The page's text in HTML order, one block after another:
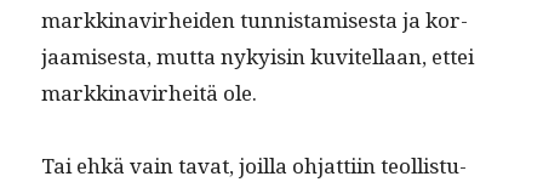
markki­navirhei­den tun­nistamis­es­ta ja kor­
jaamis­es­ta, mut­ta nyky­isin kuvitel­laan, ettei
markki­navirheitä ole.
Tai ehkä vain tavat, joil­la ohjat­ti­in teol­lis­tu­